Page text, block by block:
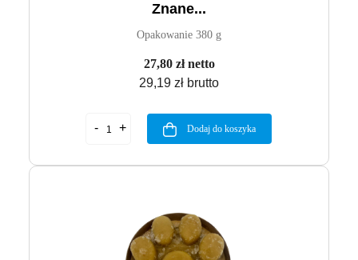
Znane...
Opakowanie 380 g
27,80 zł netto
29,19 zł brutto
Dodaj do koszyka